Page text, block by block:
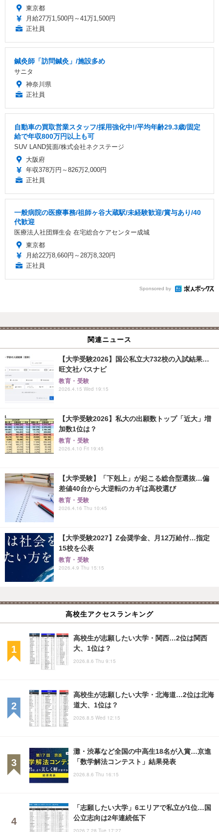
東京都
月給27万1,500円～41万1,500円
正社員
鍼灸師「訪問鍼灸」/施設多め
サニタ
神奈川県
正社員
自動車の買取営業スタッフ/採用強化中!/平均年齢29.3歳/固定
給で年収800万円以上も可
SUV LAND箕面/株式会社ネクステージ
大阪府
年収378万円～826万2,000円
正社員
一般病院の医療事務/祖師ヶ谷大蔵駅/未経験歓迎/賞与あり/40
代歓迎
医療法人社団輝生会 在宅総合ケアセンター成城
東京都
月給22万8,660円～28万8,320円
正社員
Sponsored by
関連ニュース
【大学受験2026】国公私立大732校の入試結果…
旺文社パスナビ
教育・受験
2026.4.15 Wed 19:15
【大学受験2026】私大の出願数トップ「近大」増
加数1位は？
教育・受験
2026.4.10 Fri 19:45
【大学受験】「下剋上」が起こる総合型選抜…偏
差値40台から大逆転のカギは高校選び
教育・受験
2026.4.16 Thu 10:45
【大学受験2027】Z会奨学金、月12万給付…指定
15校を公表
教育・受験
2026.4.9 Thu 15:15
高校生アクセスランキング
高校生が志願したい大学・関西…2位は関西
大、1位は？
2026.8.6 Thu 9:15
高校生が志願したい大学・北海道…2位は北海
道大、1位は？
2026.8.5 Wed 12:15
灘・渋幕など全国の中高生18名が入賞…京進
「数学解法コンテスト」結果発表
2026.8.6 Thu 16:15
「志願したい大学」6エリアで私立が1位…国
公立志向は2年連続低下
2026.7.28 Tue 17:27